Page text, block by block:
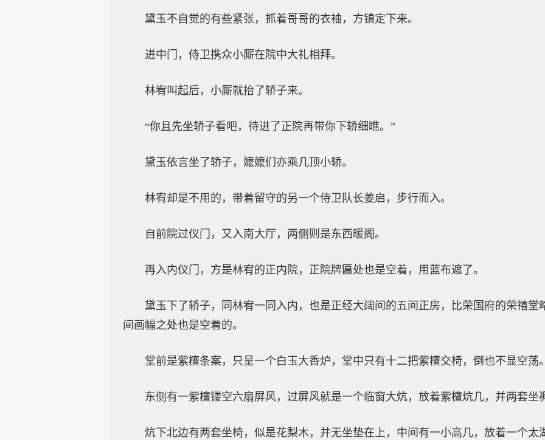
黛玉不自觉的有些紧张，抓着哥哥的衣袖，方镇定下来。
进中门，侍卫携众小厮在院中大礼相拜。
林宥叫起后，小厮就抬了轿子来。
“你且先坐轿子看吧，待进了正院再带你下轿细瞧。”
黛玉依言坐了轿子，嬷嬷们亦乘几顶小轿。
林宥却是不用的，带着留守的另一个侍卫队长姜启，步行而入。
自前院过仪门，又入南大厅，两侧则是东西暖阁。
再入内仪门，方是林宥的正内院，正院牌匾处也是空着，用蓝布遮了。
黛玉下了轿子，同林宥一同入内，也是正经大阔间的五间正房，比荣国府的荣禧堂
间画幅之处也是空着的。
堂前是紫檀条案，只呈一个白玉大香炉，堂中只有十二把紫檀交椅，倒也不显空荡
东侧有一紫檀镂空六扇屏风，过屏风就是一个临窗大炕，放着紫檀炕几，并两套坐
炕下北边有两套坐椅，似是花梨木，并无坐垫在上，中间有一小高几，放着一个太